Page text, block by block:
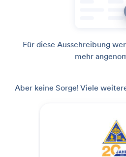
Für diese Ausschreibung
mehr
Aber keine Sorge! Viele